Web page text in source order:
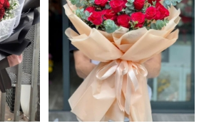
Mua ngay